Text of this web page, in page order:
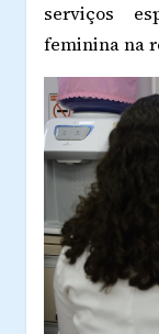
serviços
feminina na